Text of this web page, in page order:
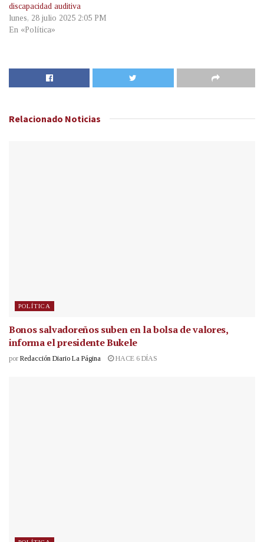
discapacidad auditiva
lunes, 28 julio 2025 2:05 PM
En «Política»
Relacionado Noticias
POLÍTICA
Bonos salvadoreños suben en la bolsa de valores,
informa el presidente Bukele
por Redacción Diario La Página HACE 6 DÍAS